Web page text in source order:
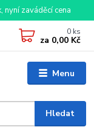
nyní zaváděcí cena
Menu
Hledat
0 ks
za 0,00 Kč